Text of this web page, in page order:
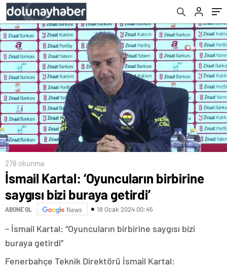
278 okunma
İsmail Kartal: ‘Oyuncuların birbirine
saygısı bizi buraya getirdi’
ABONE OL News 18 Ocak 2024 00:45
– İsmail Kartal: “Oyuncuların birbirine saygısı bizi
buraya getirdi”
Fenerbahçe Teknik Direktörü İsmail Kartal: